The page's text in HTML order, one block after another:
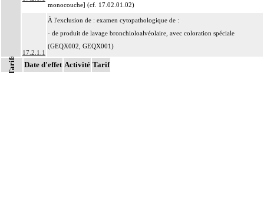
monocouche] (cf. 17.02.01.02)
17.2.1.1
À l'exclusion de : examen cytopathologique de :
- de produit de lavage bronchioloalvéolaire, avec coloration spéciale
(GEQX002, GEQX001)
- prélèvement du col de l'utérus (JKQX001, JKQX027)
- de l'étalement de produit de brossage, de grattage ou d'écouvillonnage de la
Tarifs Date d'effet Activité Tarif